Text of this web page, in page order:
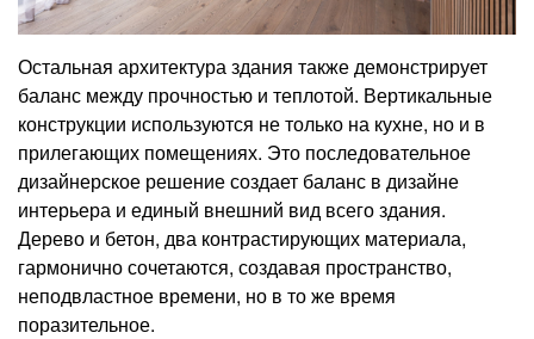
Остальная архитектура здания также демонстрирует
баланс между прочностью и теплотой. Вертикальные
конструкции используются не только на кухне, но и в
прилегающих помещениях. Это последовательное
дизайнерское решение создает баланс в дизайне
интерьера и единый внешний вид всего здания.
Дерево и бетон, два контрастирующих материала,
гармонично сочетаются, создавая пространство,
неподвластное времени, но в то же время
поразительное.